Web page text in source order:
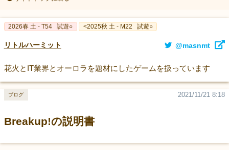
2026春 土 - T54 試遊○ <2025秋 土 - M22 試遊○
リトルハーミット @masnmt
花火とIT業界とオーロラを題材にしたゲームを扱っています
Breakup!の説明書
2021/11/21 8:18
ブログ